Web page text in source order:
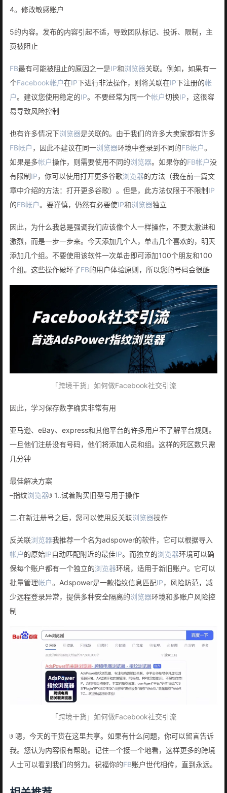
4。修改敏感账户
5的内容。发布的内容引起不适，导致团队标记、投诉、限制，主
页被阻止
FB最有可能被阻止的原因之一是IP和浏览器关联。例如，如果有一
个Facebook帐户在IP下进行非法操作，则将关联在IP下注册的帐
户。建议您使用稳定的IP。不要经常为同一个帐户切换IP，这很容
易导致风险控制
也有许多情况下浏览器是关联的。由于我们的许多大卖家都有许多
FB帐户 ，因此不建议在同一浏览器环境中登录到不同的FB帐户。
如果是多帐户操作，则需要使用不同的浏览器。如果你的FB帐户没
有限制IP，你可以使用打开更多谷歌浏览器的方法（我在前一篇文
章中介绍的方法：打开更多谷歌）。但是，此方法仅限于不限制IP
的FB帐户。要谨慎，仍然有必要使IP和浏览器独立
因此，为什么我总是强调我们应该像个人一样操作，不要太激进和
激烈，而是一步一步来。今天添加几个人，单击几个喜欢的，明天
添加几个组。不要使用该软件一次单击即可添加100个朋友和100
个组。这些操作破坏了FB的用户体验原则，所以您的号码会很酷
「跨境干货」如何做Facebook社交引流
因此，学习保存数字确实非常有用
亚马逊、eBay、express和其他平台的许多用户不了解平台规则。
一旦他们注册没有号码，他们将添加人员和组。这样的死区数只需
几分钟
最佳解决方案
–指纹浏览器𞓜 1..试着购买旧型号用于操作
二.在新注册号之后，您可以使用反关联浏览器操作
反关联浏览器我推荐一个名为adspower的软件，它可以根据导入
帐户的原始IP自动匹配附近的最佳IP。而独立的浏览器环境可以确
保每个账户都有一个独立的浏览器环境，适用于新旧账户。它可以
批量管理帐户。Adspower是一款指纹信息匹配IP，风险防范，减
少远程登录异常，提供多种安全隔离的浏览器环境和多账户风险控
制
「跨境干货」如何做Facebook社交引流
𞓜 嗯，今天的干货在这里共享。如果有什么问题，你可以留言告诉
我。您认为内容很有帮助。记住一个接一个地看，这样更多的跨境
人士可以看到我们的努力。祝福你的FB账户世代相传，直到永远。